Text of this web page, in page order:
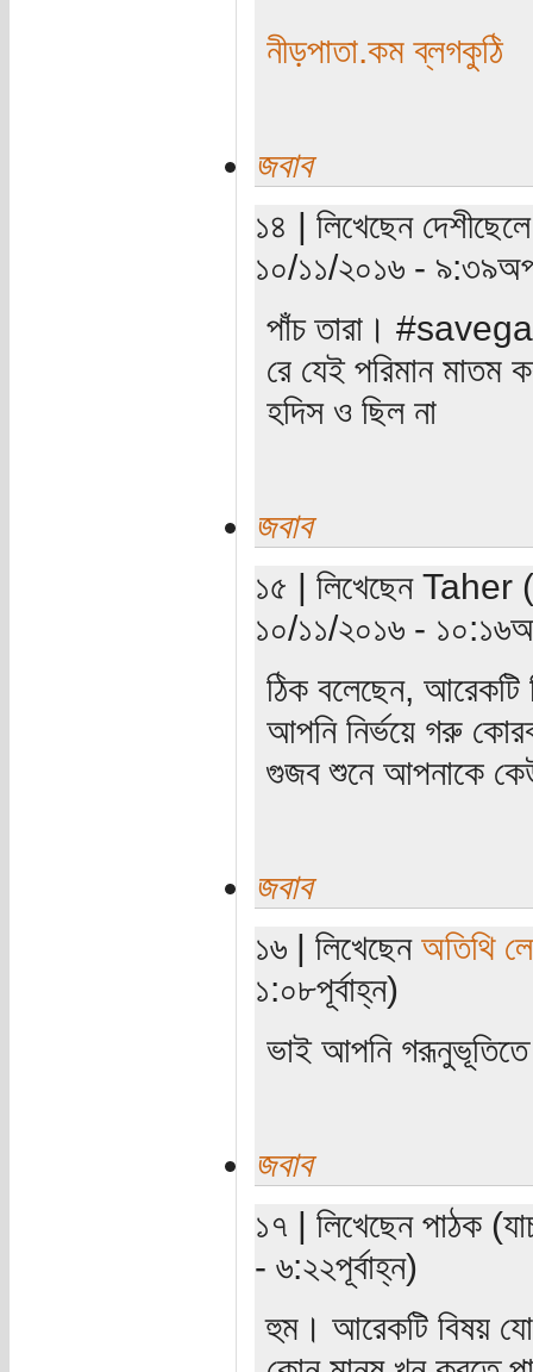
নীড়পাতা.কম ব্লগকুঠি
জবাব
১৪ | লিখেছেন
১০/১১/২০১৬ -
পাঁচ তারা।
রে যেই পরিমান মাতম
হদিস ও ছিল না
জবাব
১৫ | লিখেছেন Taher
১০/১১/২০১৬ -
ঠিক বলেছেন,
আপনি নির্ভয়ে গরু
গুজব শুনে আপনাকে
জবাব
১৬ | লিখেছেন অতিথি
১:০৮পূর্বাহ্ন)
ভাই আপনি
জবাব
১৭ | লিখেছেন পাঠক
- ৬:২২পূর্বাহ্ন)
হুম। আরেকটি বিষয়